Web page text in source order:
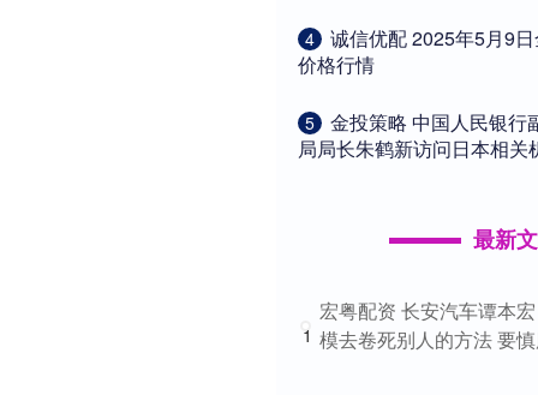
4
诚信优配 2025年5月9
价格行情
5
金投策略 中国人民银行
局局长朱鹤新访问日本相关
最新
1
宏粤配资 长安汽车谭本
模去卷死别人的方法 要